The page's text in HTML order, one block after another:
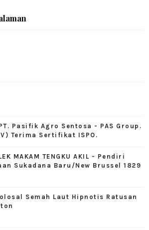
Pasifik Agro Sentosa - PAS Group.
Terima Sertifikat ISPO.
MAKAM TENGKU AKIL - Pendiri
Sukadana Baru/New Brussel 1829
Semah Laut Hipnotis Ratusan